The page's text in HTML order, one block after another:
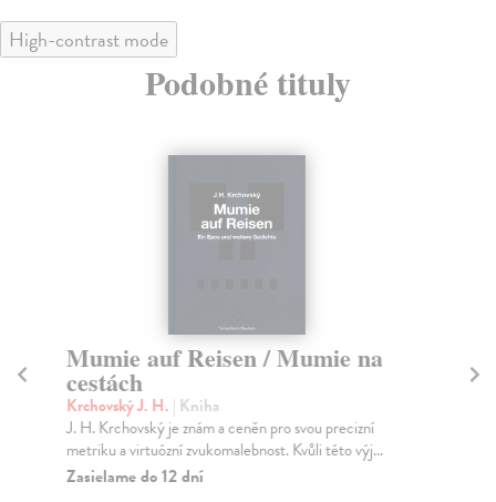
High-contrast mode
Podobné tituly
Mumie auf Reisen / Mumie na
cestách
Krchovský J. H. | Kniha
J. H. Krchovský je znám a ceněn pro svou precizní
metriku a virtuózní zvukomalebnost. Kvůli této výj...
Zasielame do 12 dní